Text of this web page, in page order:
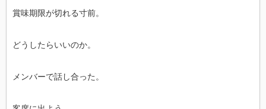
賞味期限が切れる寸前。
どうしたらいいのか。
メンバーで話し合った。